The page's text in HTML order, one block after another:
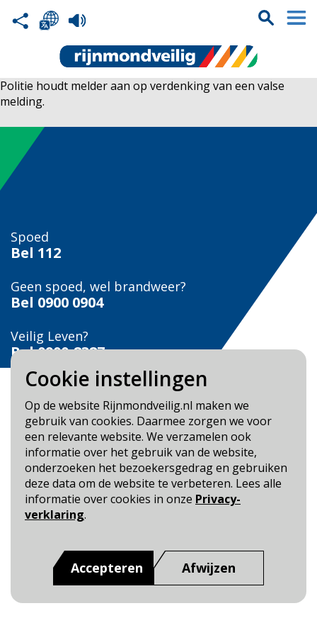
Cookie instellingen
Op de website Rijnmondveilig.nl maken we
gebruik van cookies. Daarmee zorgen we voor
een relevante website. We verzamelen ook
informatie over het gebruik van de website,
onderzoeken het bezoekersgedrag en gebruiken
deze data om de website te verbeteren. Lees alle
informatie over cookies in onze Privacy-
verklaring.
Accepteren Afwijzen
Politie houdt melder aan op verdenking van een valse
melding.
Spoed
Bel 112
Geen spoed, wel brandweer?
Bel 0900 0904
Veilig Leven?
Bel 0900-8387
Blijf op de hoogte
Cookie- en Privacybeleid
Toegankelijkheid